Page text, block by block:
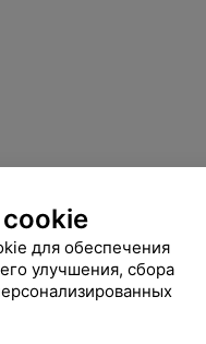
для обеспечения
улучшения, сбора